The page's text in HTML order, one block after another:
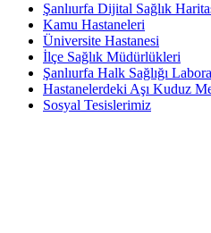
Şanlıurfa Dijital Sağlık
Kamu Hastaneleri
Üniversite Hastanesi
İlçe Sağlık Müdürlükleri
Şanlıurfa Halk Sağlığı
Hastanelerdeki Aşı Kuduz
Sosyal Tesislerimiz